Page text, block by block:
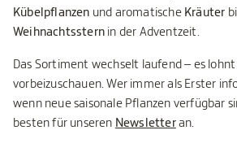
Kübelpflanzen und aromatische Kräuter
Weihnachtsstern in der Adventzeit.
Das Sortiment wechselt laufend – es
vorbeizuschauen. Wer immer als Erster
wenn neue saisonale Pflanzen verfügbar
besten für unseren Newsletteran.